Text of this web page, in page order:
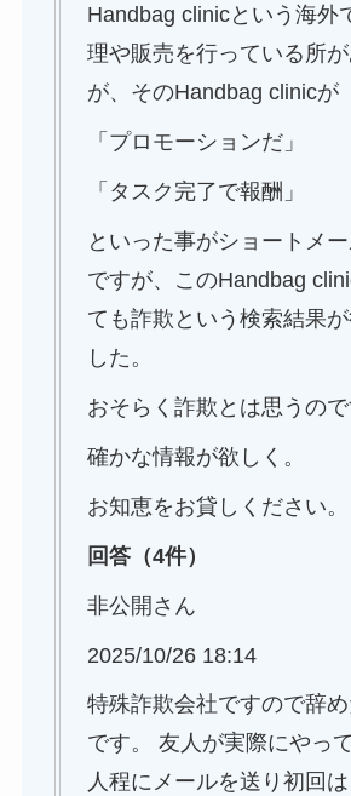
Handbag clinicという海外
理や販売を行っている所
が、そのHandbag clinicが
「プロモーションだ」
「タスク完了で報酬」
といった事がショートメ
ですが、このHandbag
ても詐欺という検索結果
した。
おそらく詐欺とは思うので
確かな情報が欲しく。
お知恵をお貸しください。
回答（4件）
非公開さん
2025/10/26 18:14
特殊詐欺会社ですので辞
です。 友人が実際にやっ
人程にメールを送り初回